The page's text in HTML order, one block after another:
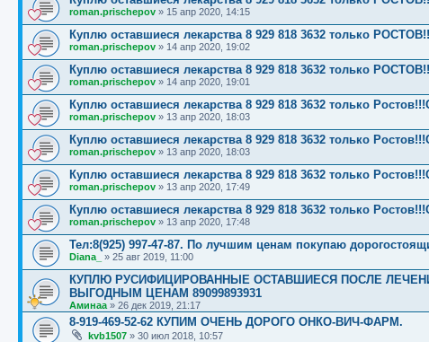
roman.prischepov » 15 апр 2020, 14:15
Куплю оставшиеся лекарства 8 929 818 3632 только
roman.prischepov » 14 апр 2020, 19:02
Куплю оставшиеся лекарства 8 929 818 3632 только
roman.prischepov » 14 апр 2020, 19:01
Куплю оставшиеся лекарства 8 929 818 3632 только
roman.prischepov » 13 апр 2020, 18:03
Куплю оставшиеся лекарства 8 929 818 3632 только
roman.prischepov » 13 апр 2020, 18:03
Куплю оставшиеся лекарства 8 929 818 3632 только
roman.prischepov » 13 апр 2020, 17:49
Куплю оставшиеся лекарства 8 929 818 3632 только
roman.prischepov » 13 апр 2020, 17:48
Тел:8(925) 997-47-87. По лучшим ценам покупаю
Diana_ » 25 авг 2019, 11:00
КУПЛЮ РУСИФИЦИРОВАННЫЕ ОСТАВШИЕСЯ ПОСЛЕ
ВЫГОДНЫМ ЦЕНАМ 89099893931
Аминаа » 26 дек 2019, 21:17
8-919-469-52-62 КУПИМ ОЧЕНЬ ДОРОГО ОНКО-ВИЧ-ФАРМ.
kvb1507 » 30 июл 2018, 10:57